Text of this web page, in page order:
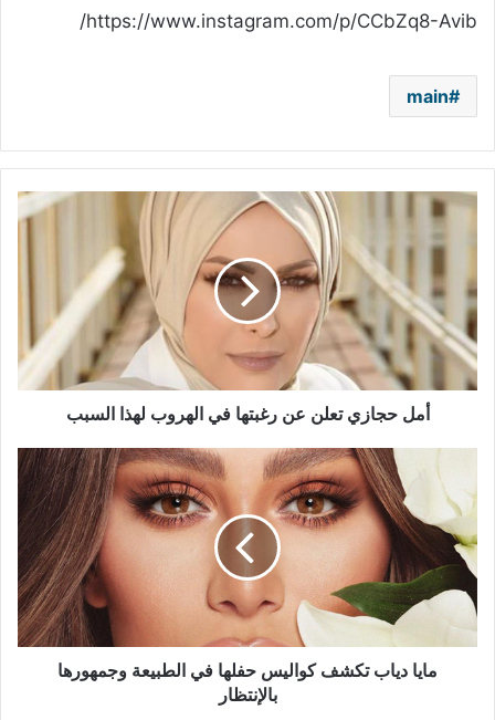
https://www.instagram.com/p/CCbZq8-Avib/
main
أمل
حجازي
تعلن
رغبتها
في
الهروب
لهذا
السبب
أمل حجازي تعلن عن رغبتها في الهروب لهذا السبب
تكشف
كواليس
حفلها
في
الطبيعة
وجمهورها
بالإنتظار
مايا دياب تكشف كواليس حفلها في الطبيعة وجمهورها
بالإنتظار